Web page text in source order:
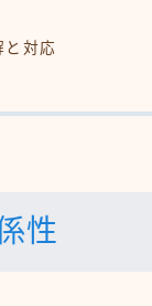
と対応
性